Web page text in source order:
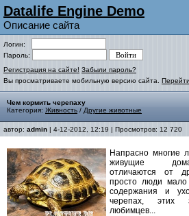
Datalife Engine Demo
Описание сайта
Логин:
Пароль:
Регистрация на сайте! Забыли пароль?
Вы просматриваете мобильную версию сайта.
Чем кормить черепаху
Категория: Живность / Другие животные
автор: admin | 4-12-2012, 12:19 | Просмотров: 12 720
Напрасно многие
живущие
отличаются от
просто люди
содержания и
черепах, этих
любимцев...